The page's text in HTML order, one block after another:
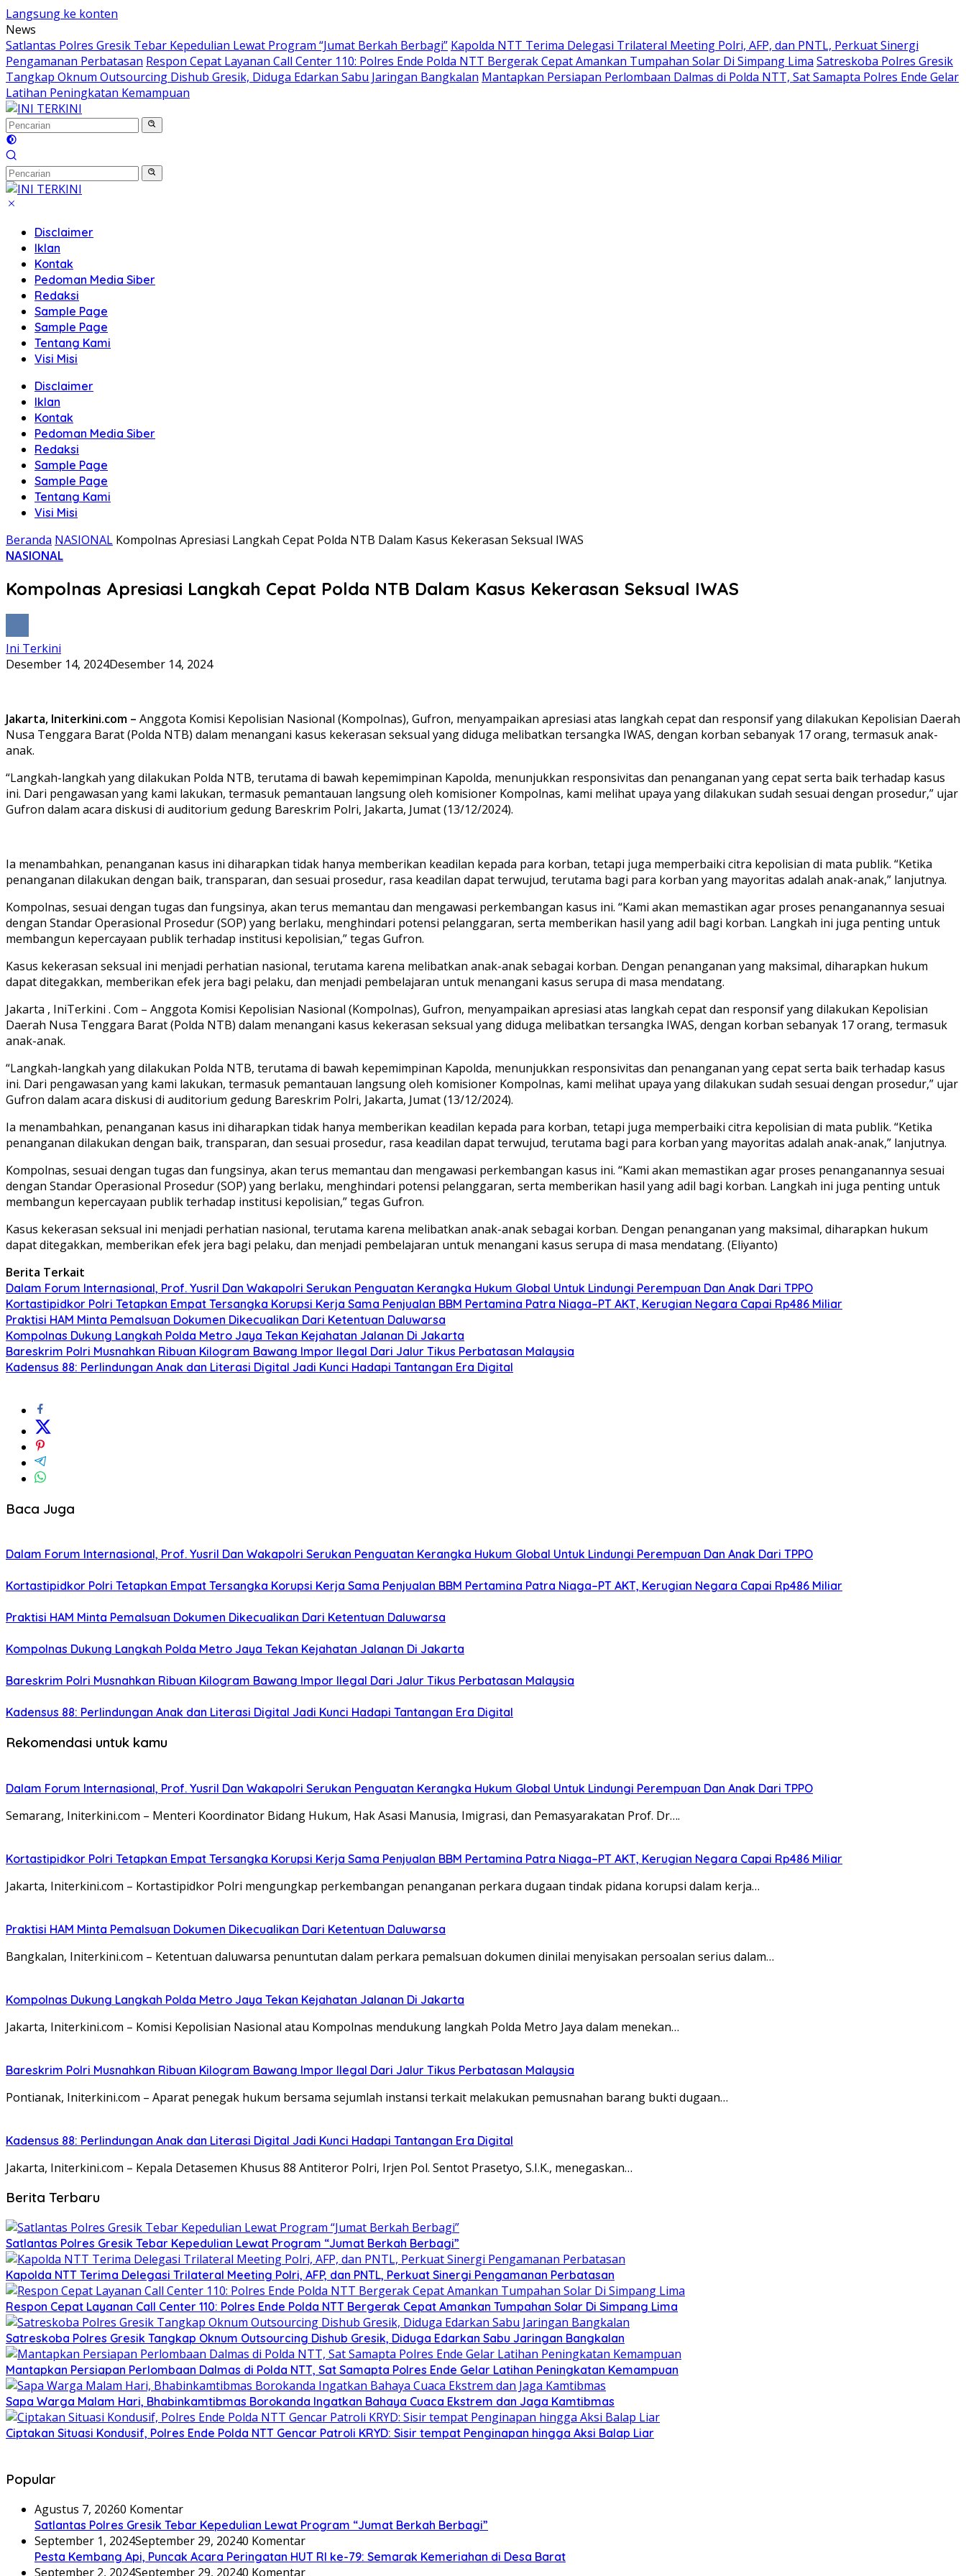
Langsung ke konten
News
Satlantas Polres Gresik Tebar Kepedulian Lewat Program “Jumat Berkah Berbagi” Kapolda NTT Terima Delegasi Trilateral Meeting Polri, AFP, dan PNTL, Perkuat Sinergi
Pengamanan Perbatasan Respon Cepat Layanan Call Center 110: Polres Ende Polda NTT Bergerak Cepat Amankan Tumpahan Solar Di Simpang Lima Satreskoba Polres Gresik
Tangkap Oknum Outsourcing Dishub Gresik, Diduga Edarkan Sabu Jaringan Bangkalan Mantapkan Persiapan Perlombaan Dalmas di Polda NTT, Sat Samapta Polres Ende Gelar
Latihan Peningkatan Kemampuan
Disclaimer
Iklan
Kontak
Pedoman Media Siber
Redaksi
Sample Page
Sample Page
Tentang Kami
Visi Misi
Disclaimer
Iklan
Kontak
Pedoman Media Siber
Redaksi
Sample Page
Sample Page
Tentang Kami
Visi Misi
Beranda NASIONAL Kompolnas Apresiasi Langkah Cepat Polda NTB Dalam Kasus Kekerasan Seksual IWAS
NASIONAL
Kompolnas Apresiasi Langkah Cepat Polda NTB Dalam Kasus Kekerasan Seksual IWAS
Ini Terkini
Desember 14, 2024Desember 14, 2024
Jakarta, Initerkini.com – Anggota Komisi Kepolisian Nasional (Kompolnas), Gufron, menyampaikan apresiasi atas langkah cepat dan responsif yang dilakukan Kepolisian Daerah
Nusa Tenggara Barat (Polda NTB) dalam menangani kasus kekerasan seksual yang diduga melibatkan tersangka IWAS, dengan korban sebanyak 17 orang, termasuk anak-
anak.
“Langkah-langkah yang dilakukan Polda NTB, terutama di bawah kepemimpinan Kapolda, menunjukkan responsivitas dan penanganan yang cepat serta baik terhadap kasus
ini. Dari pengawasan yang kami lakukan, termasuk pemantauan langsung oleh komisioner Kompolnas, kami melihat upaya yang dilakukan sudah sesuai dengan prosedur,” ujar
Gufron dalam acara diskusi di auditorium gedung Bareskrim Polri, Jakarta, Jumat (13/12/2024).
Ia menambahkan, penanganan kasus ini diharapkan tidak hanya memberikan keadilan kepada para korban, tetapi juga memperbaiki citra kepolisian di mata publik. “Ketika
penanganan dilakukan dengan baik, transparan, dan sesuai prosedur, rasa keadilan dapat terwujud, terutama bagi para korban yang mayoritas adalah anak-anak,” lanjutnya.
Kompolnas, sesuai dengan tugas dan fungsinya, akan terus memantau dan mengawasi perkembangan kasus ini. “Kami akan memastikan agar proses penanganannya sesuai
dengan Standar Operasional Prosedur (SOP) yang berlaku, menghindari potensi pelanggaran, serta memberikan hasil yang adil bagi korban. Langkah ini juga penting untuk
membangun kepercayaan publik terhadap institusi kepolisian,” tegas Gufron.
Kasus kekerasan seksual ini menjadi perhatian nasional, terutama karena melibatkan anak-anak sebagai korban. Dengan penanganan yang maksimal, diharapkan hukum
dapat ditegakkan, memberikan efek jera bagi pelaku, dan menjadi pembelajaran untuk menangani kasus serupa di masa mendatang.
Jakarta , IniTerkini . Com – Anggota Komisi Kepolisian Nasional (Kompolnas), Gufron, menyampaikan apresiasi atas langkah cepat dan responsif yang dilakukan Kepolisian
Daerah Nusa Tenggara Barat (Polda NTB) dalam menangani kasus kekerasan seksual yang diduga melibatkan tersangka IWAS, dengan korban sebanyak 17 orang, termasuk
anak-anak.
“Langkah-langkah yang dilakukan Polda NTB, terutama di bawah kepemimpinan Kapolda, menunjukkan responsivitas dan penanganan yang cepat serta baik terhadap kasus
ini. Dari pengawasan yang kami lakukan, termasuk pemantauan langsung oleh komisioner Kompolnas, kami melihat upaya yang dilakukan sudah sesuai dengan prosedur,” ujar
Gufron dalam acara diskusi di auditorium gedung Bareskrim Polri, Jakarta, Jumat (13/12/2024).
Ia menambahkan, penanganan kasus ini diharapkan tidak hanya memberikan keadilan kepada para korban, tetapi juga memperbaiki citra kepolisian di mata publik. “Ketika
penanganan dilakukan dengan baik, transparan, dan sesuai prosedur, rasa keadilan dapat terwujud, terutama bagi para korban yang mayoritas adalah anak-anak,” lanjutnya.
Kompolnas, sesuai dengan tugas dan fungsinya, akan terus memantau dan mengawasi perkembangan kasus ini. “Kami akan memastikan agar proses penanganannya sesuai
dengan Standar Operasional Prosedur (SOP) yang berlaku, menghindari potensi pelanggaran, serta memberikan hasil yang adil bagi korban. Langkah ini juga penting untuk
membangun kepercayaan publik terhadap institusi kepolisian,” tegas Gufron.
Kasus kekerasan seksual ini menjadi perhatian nasional, terutama karena melibatkan anak-anak sebagai korban. Dengan penanganan yang maksimal, diharapkan hukum
dapat ditegakkan, memberikan efek jera bagi pelaku, dan menjadi pembelajaran untuk menangani kasus serupa di masa mendatang. (Eliyanto)
Berita Terkait
Dalam Forum Internasional, Prof. Yusril Dan Wakapolri Serukan Penguatan Kerangka Hukum Global Untuk Lindungi Perempuan Dan Anak Dari TPPO
Kortastipidkor Polri Tetapkan Empat Tersangka Korupsi Kerja Sama Penjualan BBM Pertamina Patra Niaga–PT AKT, Kerugian Negara Capai Rp486 Miliar
Praktisi HAM Minta Pemalsuan Dokumen Dikecualikan Dari Ketentuan Daluwarsa
Kompolnas Dukung Langkah Polda Metro Jaya Tekan Kejahatan Jalanan Di Jakarta
Bareskrim Polri Musnahkan Ribuan Kilogram Bawang Impor Ilegal Dari Jalur Tikus Perbatasan Malaysia
Kadensus 88: Perlindungan Anak dan Literasi Digital Jadi Kunci Hadapi Tantangan Era Digital
Baca Juga
Dalam Forum Internasional, Prof. Yusril Dan Wakapolri Serukan Penguatan Kerangka Hukum Global Untuk Lindungi Perempuan Dan Anak Dari TPPO
Kortastipidkor Polri Tetapkan Empat Tersangka Korupsi Kerja Sama Penjualan BBM Pertamina Patra Niaga–PT AKT, Kerugian Negara Capai Rp486 Miliar
Praktisi HAM Minta Pemalsuan Dokumen Dikecualikan Dari Ketentuan Daluwarsa
Kompolnas Dukung Langkah Polda Metro Jaya Tekan Kejahatan Jalanan Di Jakarta
Bareskrim Polri Musnahkan Ribuan Kilogram Bawang Impor Ilegal Dari Jalur Tikus Perbatasan Malaysia
Kadensus 88: Perlindungan Anak dan Literasi Digital Jadi Kunci Hadapi Tantangan Era Digital
Rekomendasi untuk kamu
Dalam Forum Internasional, Prof. Yusril Dan Wakapolri Serukan Penguatan Kerangka Hukum Global Untuk Lindungi Perempuan Dan Anak Dari TPPO
Semarang, Initerkini.com – Menteri Koordinator Bidang Hukum, Hak Asasi Manusia, Imigrasi, dan Pemasyarakatan Prof. Dr….
Kortastipidkor Polri Tetapkan Empat Tersangka Korupsi Kerja Sama Penjualan BBM Pertamina Patra Niaga–PT AKT, Kerugian Negara Capai Rp486 Miliar
Jakarta, Initerkini.com – Kortastipidkor Polri mengungkap perkembangan penanganan perkara dugaan tindak pidana korupsi dalam kerja…
Praktisi HAM Minta Pemalsuan Dokumen Dikecualikan Dari Ketentuan Daluwarsa
Bangkalan, Initerkini.com – Ketentuan daluwarsa penuntutan dalam perkara pemalsuan dokumen dinilai menyisakan persoalan serius dalam…
Kompolnas Dukung Langkah Polda Metro Jaya Tekan Kejahatan Jalanan Di Jakarta
Jakarta, Initerkini.com – Komisi Kepolisian Nasional atau Kompolnas mendukung langkah Polda Metro Jaya dalam menekan…
Bareskrim Polri Musnahkan Ribuan Kilogram Bawang Impor Ilegal Dari Jalur Tikus Perbatasan Malaysia
Pontianak, Initerkini.com – Aparat penegak hukum bersama sejumlah instansi terkait melakukan pemusnahan barang bukti dugaan…
Kadensus 88: Perlindungan Anak dan Literasi Digital Jadi Kunci Hadapi Tantangan Era Digital
Jakarta, Initerkini.com – Kepala Detasemen Khusus 88 Antiteror Polri, Irjen Pol. Sentot Prasetyo, S.I.K., menegaskan…
Berita Terbaru
Satlantas Polres Gresik Tebar Kepedulian Lewat Program “Jumat Berkah Berbagi”
Kapolda NTT Terima Delegasi Trilateral Meeting Polri, AFP, dan PNTL, Perkuat Sinergi Pengamanan Perbatasan
Respon Cepat Layanan Call Center 110: Polres Ende Polda NTT Bergerak Cepat Amankan Tumpahan Solar Di Simpang Lima
Satreskoba Polres Gresik Tangkap Oknum Outsourcing Dishub Gresik, Diduga Edarkan Sabu Jaringan Bangkalan
Mantapkan Persiapan Perlombaan Dalmas di Polda NTT, Sat Samapta Polres Ende Gelar Latihan Peningkatan Kemampuan
Sapa Warga Malam Hari, Bhabinkamtibmas Borokanda Ingatkan Bahaya Cuaca Ekstrem dan Jaga Kamtibmas
Ciptakan Situasi Kondusif, Polres Ende Polda NTT Gencar Patroli KRYD: Sisir tempat Penginapan hingga Aksi Balap Liar
Popular
Agustus 7, 20260 Komentar
Satlantas Polres Gresik Tebar Kepedulian Lewat Program “Jumat Berkah Berbagi”
September 1, 2024September 29, 20240 Komentar
Pesta Kembang Api, Puncak Acara Peringatan HUT RI ke-79: Semarak Kemeriahan di Desa Barat
September 2, 2024September 29, 20240 Komentar